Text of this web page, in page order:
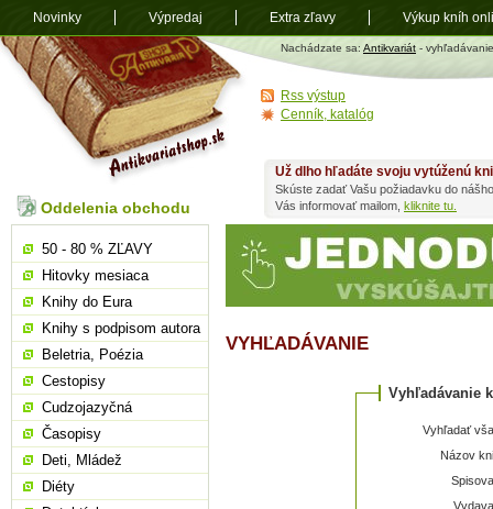
Antikvariát
shop.sk
Nachádzate sa: Antikvariát - vyhľadávanie
VYHĽADÁVANIE
Vyhľadávanie
Vyhľadať
Názov
Už dlho hľadáte svoju vytúženú
Skúste zadať Vašu požiadavku do
Vás informovať mailom, kliknite tu.
Oddelenia obchodu
50 - 80 % ZĽAVY
Hitovky mesiaca
Knihy do Eura
Knihy s podpisom autora
Beletria, Poézia
Cestopisy
Cudzojazyčná
Časopisy
Deti, Mládež
Diéty
Rss výstup
Cenník, katalóg
Novinky Výpredaj Extra zľavy Výkup kníh